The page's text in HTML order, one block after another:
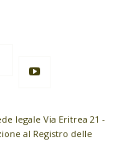
legale Via Eritrea 21 -
al Registro delle